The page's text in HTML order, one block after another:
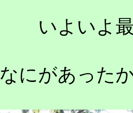
いよいよ
なにがあった